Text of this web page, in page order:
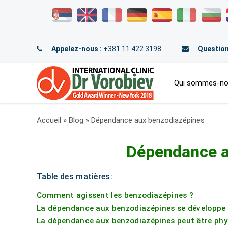
Appelez-nous : +381 11 422 3198
Qui sommes-
Accueil » Blog » Dépendance aux benzodiazépines
Dépendance
Table des matières:
Comment agissent les benzodiazépines ?
La dépendance aux benzodiazépines se
La dépendance aux benzodiazépines peut être